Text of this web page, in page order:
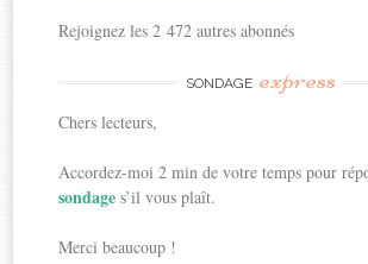
Rejoignez les 2 472 autres abonnés
SONDAGE express
Chers lecteurs,
Accordez-moi 2 min de votre temps pour
sondages’il vous plaît.
Merci beaucoup !